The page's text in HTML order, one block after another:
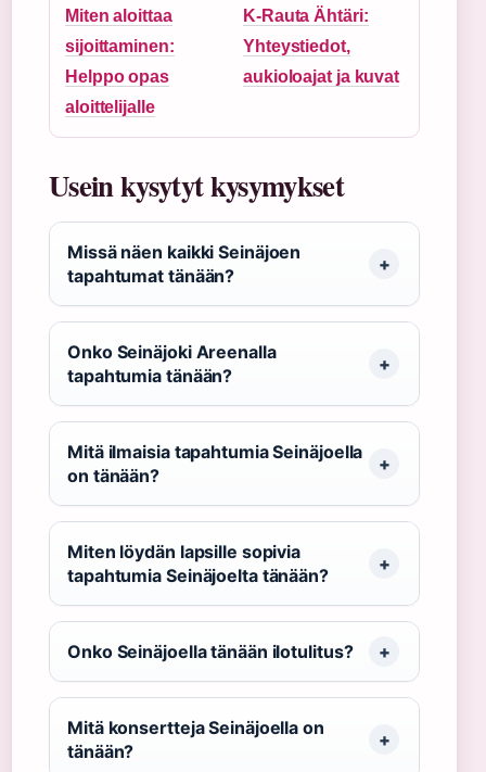
Miten aloittaa
sijoittaminen:
Helppo opas
aloittelijalle
K-Rauta Ähtäri:
Yhteystiedot,
aukioloajat ja kuvat
Usein kysytyt kysymykset
Missä näen kaikki Seinäjoen
tapahtumat tänään?
Onko Seinäjoki Areenalla
tapahtumia tänään?
Mitä ilmaisia tapahtumia Seinäjoella
on tänään?
Miten löydän lapsille sopivia
tapahtumia Seinäjoelta tänään?
Onko Seinäjoella tänään ilotulitus?
Mitä konsertteja Seinäjoella on
tänään?